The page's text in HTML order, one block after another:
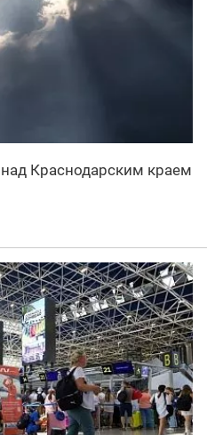
Краснодарским краем